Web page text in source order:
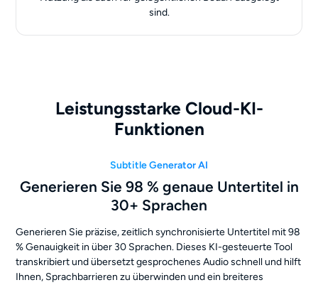
sind.
Leistungsstarke Cloud-KI-
Funktionen
Subtitle Generator AI
Generieren Sie 98 % genaue Untertitel in
30+ Sprachen
Generieren Sie präzise, zeitlich synchronisierte Untertitel mit 98
% Genauigkeit in über 30 Sprachen. Dieses KI-gesteuerte Tool
transkribiert und übersetzt gesprochenes Audio schnell und hilft
Ihnen, Sprachbarrieren zu überwinden und ein breiteres